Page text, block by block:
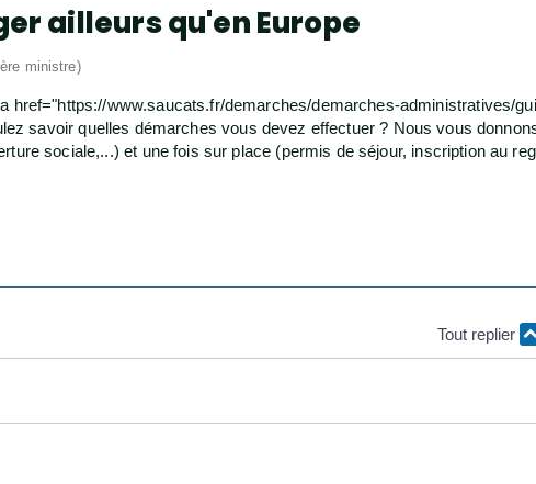
ailleurs qu'en Europe
ministre)
href="https://www.saucats.fr/demarches/demarches-administratives/
savoir quelles démarches vous devez effectuer ? Nous vous
sociale,...) et une fois sur place (permis de séjour, inscription au
Tout replier